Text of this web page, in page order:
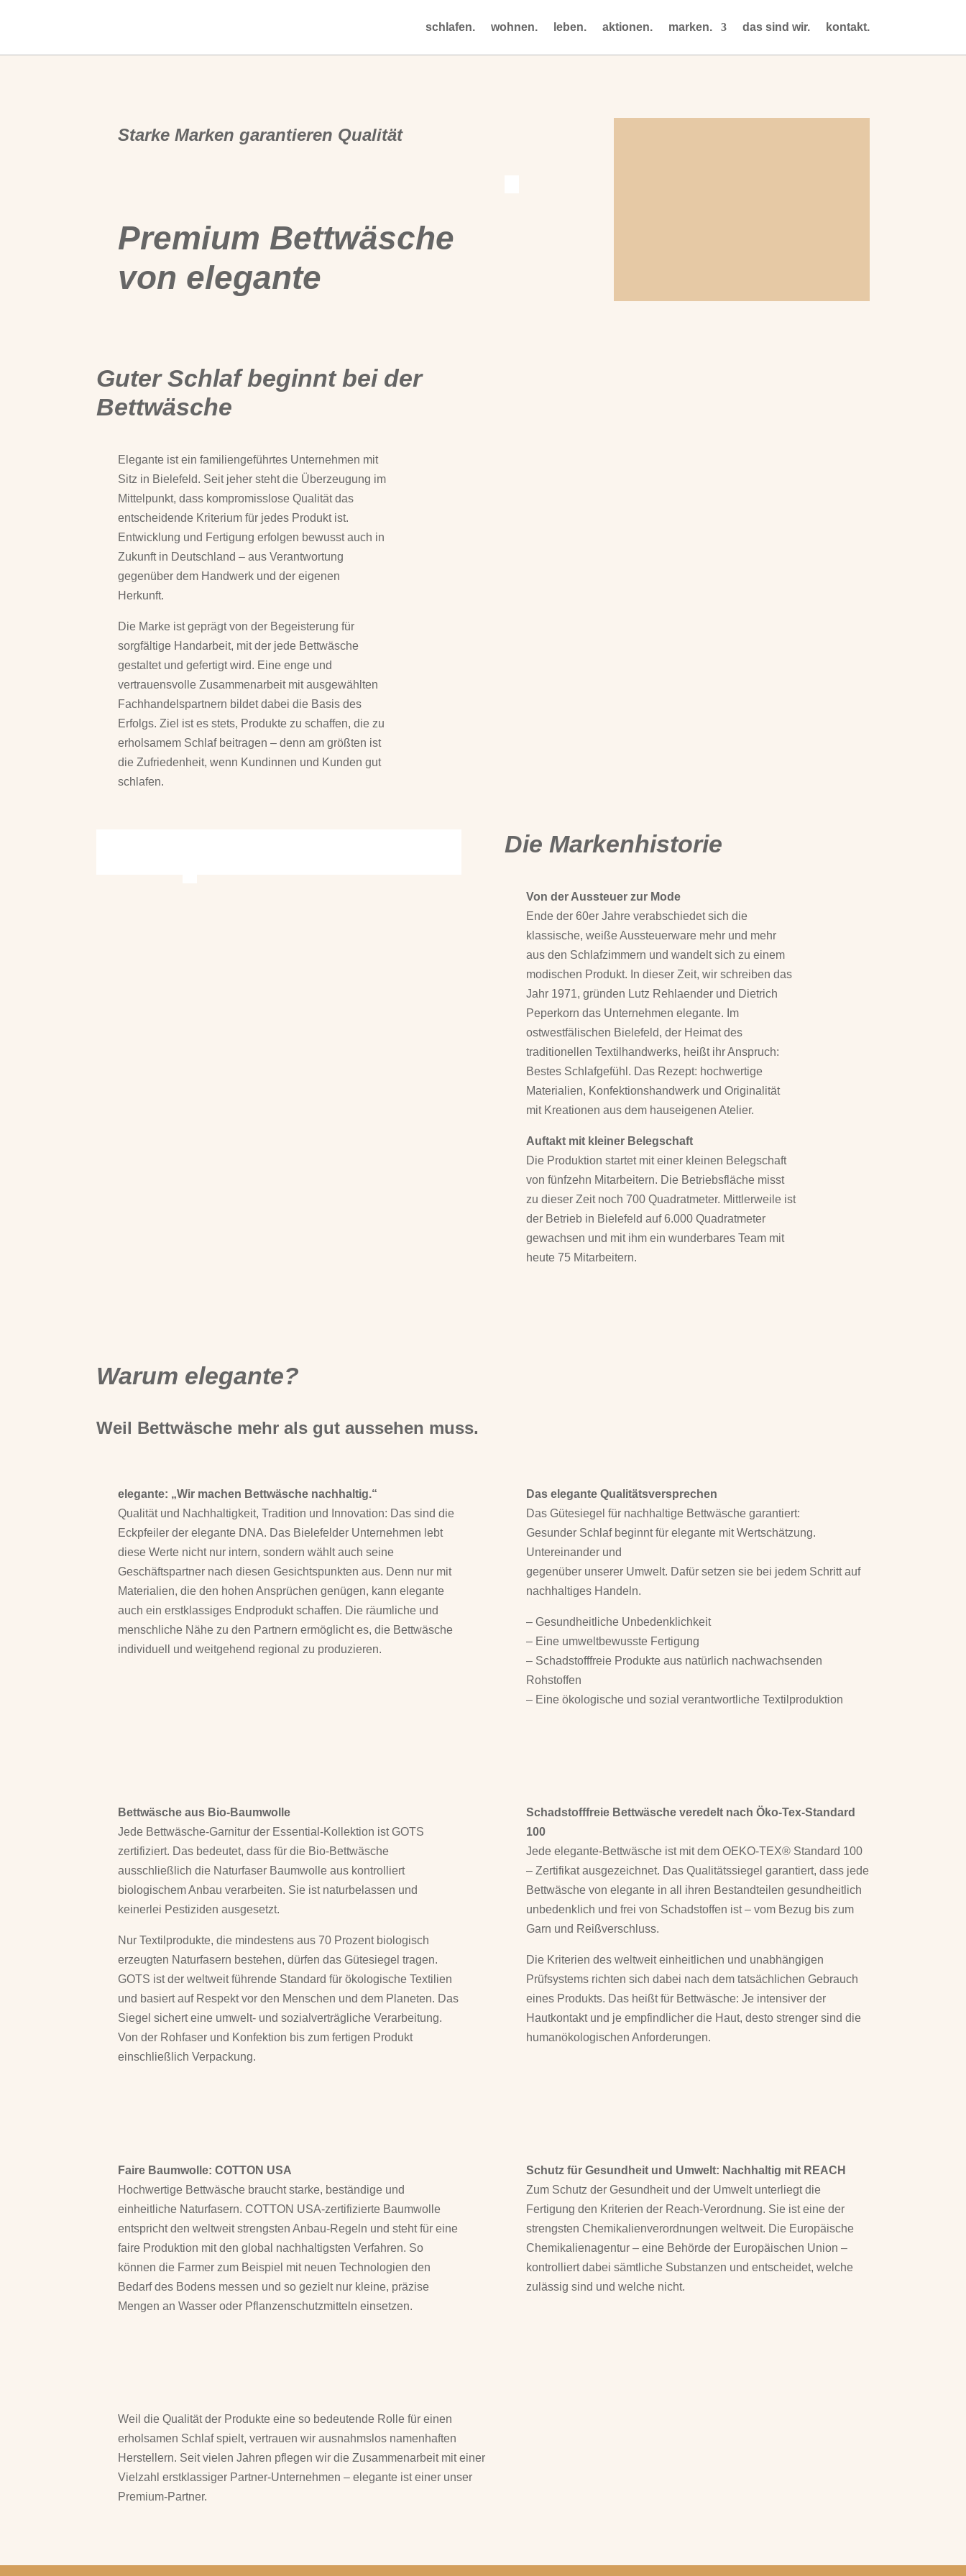
schlafen. wohnen. leben. aktionen. marken. das sind wir. kontakt.
Starke Marken garantieren Qualität
Premium Bettwäsche
von elegante
Guter Schlaf beginnt bei der
Bettwäsche
Elegante ist ein familiengeführtes Unternehmen mit
Sitz in Bielefeld. Seit jeher steht die Überzeugung im
Mittelpunkt, dass kompromisslose Qualität das
entscheidende Kriterium für jedes Produkt ist.
Entwicklung und Fertigung erfolgen bewusst auch in
Zukunft in Deutschland – aus Verantwortung
gegenüber dem Handwerk und der eigenen
Herkunft.
Die Marke ist geprägt von der Begeisterung für
sorgfältige Handarbeit, mit der jede Bettwäsche
gestaltet und gefertigt wird. Eine enge und
vertrauensvolle Zusammenarbeit mit ausgewählten
Fachhandelspartnern bildet dabei die Basis des
Erfolgs. Ziel ist es stets, Produkte zu schaffen, die zu
erholsamem Schlaf beitragen – denn am größten ist
die Zufriedenheit, wenn Kundinnen und Kunden gut
schlafen.
Die Markenhistorie
Von der Aussteuer zur Mode
Ende der 60er Jahre verabschiedet sich die
klassische, weiße Aussteuerware mehr und mehr
aus den Schlafzimmern und wandelt sich zu einem
modischen Produkt. In dieser Zeit, wir schreiben das
Jahr 1971, gründen Lutz Rehlaender und Dietrich
Peperkorn das Unternehmen elegante. Im
ostwestfälischen Bielefeld, der Heimat des
traditionellen Textilhandwerks, heißt ihr Anspruch:
Bestes Schlafgefühl. Das Rezept: hochwertige
Materialien, Konfektionshandwerk und Originalität
mit Kreationen aus dem hauseigenen Atelier.
Auftakt mit kleiner Belegschaft
Die Produktion startet mit einer kleinen Belegschaft
von fünfzehn Mitarbeitern. Die Betriebsfläche misst
zu dieser Zeit noch 700 Quadratmeter. Mittlerweile ist
der Betrieb in Bielefeld auf 6.000 Quadratmeter
gewachsen und mit ihm ein wunderbares Team mit
heute 75 Mitarbeitern.
Warum elegante?
Weil Bettwäsche mehr als gut aussehen muss.
elegante: „Wir machen Bettwäsche nachhaltig.“
Qualität und Nachhaltigkeit, Tradition und Innovation: Das sind die
Eckpfeiler der elegante DNA. Das Bielefelder Unternehmen lebt
diese Werte nicht nur intern, sondern wählt auch seine
Geschäftspartner nach diesen Gesichtspunkten aus. Denn nur mit
Materialien, die den hohen Ansprüchen genügen, kann elegante
auch ein erstklassiges Endprodukt schaffen. Die räumliche und
menschliche Nähe zu den Partnern ermöglicht es, die Bettwäsche
individuell und weitgehend regional zu produzieren.
Das elegante Qualitätsversprechen
Das Gütesiegel für nachhaltige Bettwäsche garantiert:
Gesunder Schlaf beginnt für elegante mit Wertschätzung.
Untereinander und
gegenüber unserer Umwelt. Dafür setzen sie bei jedem Schritt auf
nachhaltiges Handeln.
– Gesundheitliche Unbedenklichkeit
– Eine umweltbewusste Fertigung
– Schadstofffreie Produkte aus natürlich nachwachsenden
Rohstoffen
– Eine ökologische und sozial verantwortliche Textilproduktion
Bettwäsche aus Bio-Baumwolle
Jede Bettwäsche-Garnitur der Essential-Kollektion ist GOTS
zertifiziert. Das bedeutet, dass für die Bio-Bettwäsche
ausschließlich die Naturfaser Baumwolle aus kontrolliert
biologischem Anbau verarbeiten. Sie ist naturbelassen und
keinerlei Pestiziden ausgesetzt.
Nur Textilprodukte, die mindestens aus 70 Prozent biologisch
erzeugten Naturfasern bestehen, dürfen das Gütesiegel tragen.
GOTS ist der weltweit führende Standard für ökologische Textilien
und basiert auf Respekt vor den Menschen und dem Planeten. Das
Siegel sichert eine umwelt- und sozialverträgliche Verarbeitung.
Von der Rohfaser und Konfektion bis zum fertigen Produkt
einschließlich Verpackung.
Schadstofffreie Bettwäsche veredelt nach Öko-Tex-Standard
100
Jede elegante-Bettwäsche ist mit dem OEKO-TEX® Standard 100
– Zertifikat ausgezeichnet. Das Qualitätssiegel garantiert, dass jede
Bettwäsche von elegante in all ihren Bestandteilen gesundheitlich
unbedenklich und frei von Schadstoffen ist – vom Bezug bis zum
Garn und Reißverschluss.
Die Kriterien des weltweit einheitlichen und unabhängigen
Prüfsystems richten sich dabei nach dem tatsächlichen Gebrauch
eines Produkts. Das heißt für Bettwäsche: Je intensiver der
Hautkontakt und je empfindlicher die Haut, desto strenger sind die
humanökologischen Anforderungen.
Faire Baumwolle: COTTON USA
Hochwertige Bettwäsche braucht starke, beständige und
einheitliche Naturfasern. COTTON USA-zertifizierte Baumwolle
entspricht den weltweit strengsten Anbau-Regeln und steht für eine
faire Produktion mit den global nachhaltigsten Verfahren. So
können die Farmer zum Beispiel mit neuen Technologien den
Bedarf des Bodens messen und so gezielt nur kleine, präzise
Mengen an Wasser oder Pflanzenschutzmitteln einsetzen.
Schutz für Gesundheit und Umwelt: Nachhaltig mit REACH
Zum Schutz der Gesundheit und der Umwelt unterliegt die
Fertigung den Kriterien der Reach-Verordnung. Sie ist eine der
strengsten Chemikalienverordnungen weltweit. Die Europäische
Chemikalienagentur – eine Behörde der Europäischen Union –
kontrolliert dabei sämtliche Substanzen und entscheidet, welche
zulässig sind und welche nicht.
Weil die Qualität der Produkte eine so bedeutende Rolle für einen
erholsamen Schlaf spielt, vertrauen wir ausnahmslos namenhaften
Herstellern. Seit vielen Jahren pflegen wir die Zusammenarbeit mit einer
Vielzahl erstklassiger Partner-Unternehmen – elegante ist einer unser
Premium-Partner.